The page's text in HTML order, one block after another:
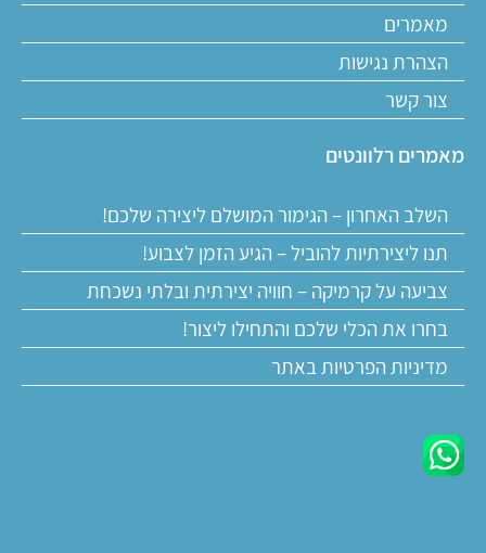
מאמרים
הצהרת נגישות
צור קשר
מאמרים רלוונטים
השלב האחרון – הגימור המושלם ליצירה שלכם!
תנו ליצירתיות להוביל – הגיע הזמן לצבוע!
צביעה על קרמיקה – חוויה יצירתית ובלתי נשכחת
בחרו את הכלי שלכם והתחילו ליצור!
מדיניות הפרטיות באתר